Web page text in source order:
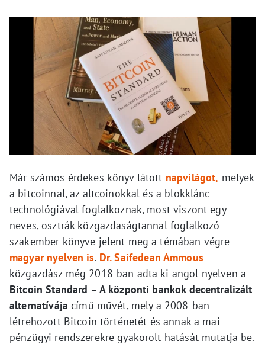
Már számos érdekes könyv látott napvilágot, melyek
a bitcoinnal, az altcoinokkal és a blokklánc
technológiával foglalkoznak, most viszont egy
neves, osztrák közgazdaságtannal foglalkozó
szakember könyve jelent meg a témában végre
magyar nyelven is. Dr. Saifedean Ammous
közgazdász még 2018-ban adta ki angol nyelven a
Bitcoin Standard – A központi bankok decentralizált
alternatívája című művét, mely a 2008-ban
létrehozott Bitcoin történetét és annak a mai
pénzügyi rendszerekre gyakorolt hatását mutatja be.